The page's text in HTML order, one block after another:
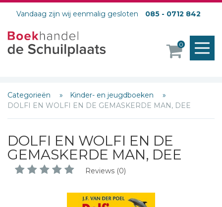
Vandaag zijn wij eenmalig gesloten 085 - 0712 842
0
Categorieën
Kinder- en jeugdboeken
DOLFI EN WOLFI EN DE GEMASKERDE MAN, DEE
DOLFI EN WOLFI EN DE
GEMASKERDE MAN, DEE
Reviews (0)